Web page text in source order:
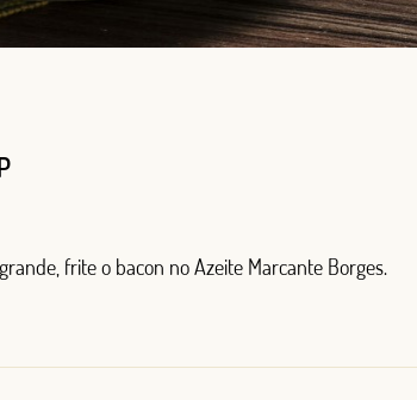
frite o bacon no Azeite Marcante Borges.